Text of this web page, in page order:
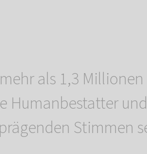
als 1,3 Millionen
Humanbestatter und
Stimmen